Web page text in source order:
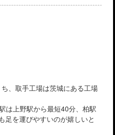
、取手工場は茨城にある工場
は上野駅から最短40分、柏駅
足を運びやすいのが嬉しいと